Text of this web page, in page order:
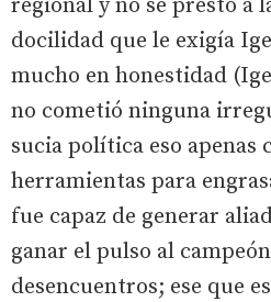
regional y no se prestó a
docilidad que le exigía
mucho en honestidad
no cometió ninguna
sucia política eso
herramientas para
fue capaz de generar
ganar el pulso al
desencuentros; ese que